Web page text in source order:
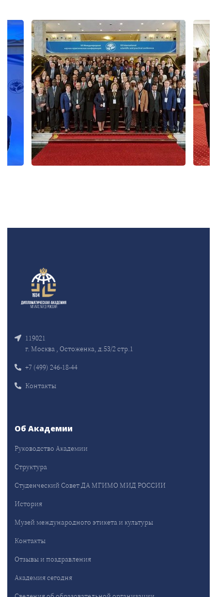
119021
г. Москва , Остоженка, д.53/2 стр.1
+7 (499) 246-18-44
Контакты
Об Академии
Руководство Академии
Структура
Студенческий Совет ДА МГИМО МИД РОССИИ
История
Музей международного этикета и культуры
Контакты
Отзывы и поздравления
Академия сегодня